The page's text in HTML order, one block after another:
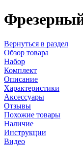
Вернуться в раздел
Обзор товара
Набор
Комплект
Описание
Характеристики
Аксессуары
Отзывы
Похожие товары
Наличие
Инструкции
Видео